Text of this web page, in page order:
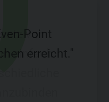
Point
erreicht."